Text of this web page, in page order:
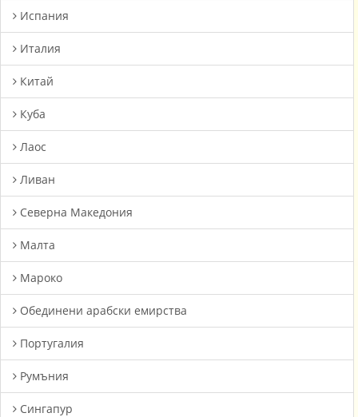
Испания
Италия
Китай
Куба
Лаос
Ливан
Северна Македония
Малта
Мароко
Oбединени арабски емирства
Португалия
Румъния
Сингапур